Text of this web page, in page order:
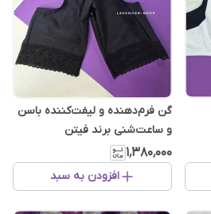
گن فرم‌دهنده و لیفت‌کننده باسن
و ساعت‌شنی برند فیتن
۱٬۳۸۰٬۰۰۰
افزودن به سبد